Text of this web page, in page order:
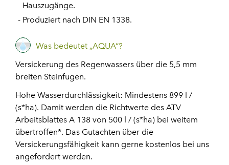
Hauszugänge.
Produziert nach DIN EN 1338.
Was bedeutet „AQUA“?
Versickerung des Regenwassers über die 5,5 mm
breiten Steinfugen.
Hohe Wasserdurchlässigkeit: Mindestens 899 l /
(s*ha). Damit werden die Richtwerte des ATV
Arbeitsblattes A 138 von 500 l / (s*ha) bei weitem
übertroffen*. Das Gutachten über die
Versickerungsfähigkeit kann gerne kostenlos bei uns
angefordert werden.